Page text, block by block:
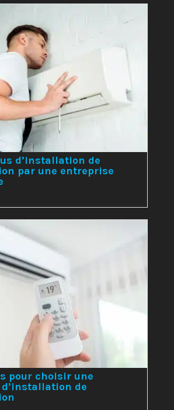
d’installation de
par une entreprise
pour choisir une
de